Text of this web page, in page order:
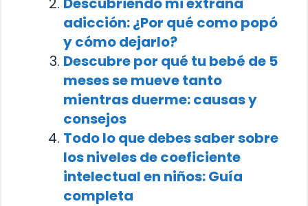
adicción: ¿Por qué como popó
y cómo dejarlo?
Descubre por qué tu bebé de 5
meses se mueve tanto
mientras duerme: causas y
consejos
Todo lo que debes saber sobre
los niveles de coeficiente
intelectual en niños: Guía
completa